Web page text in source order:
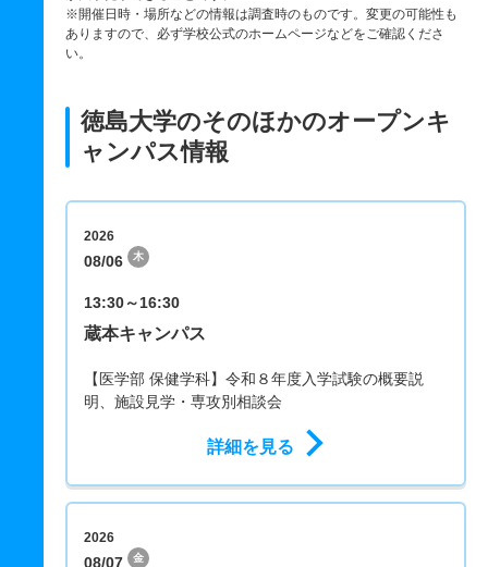
※開催日時・場所などの情報は調査時のものです。変更の可能性も
ありますので、必ず学校公式のホームページなどをご確認くださ
い。
徳島大学のそのほかのオープンキ
ャンパス情報
2026
08/06 木
13:30～16:30
蔵本キャンパス
【医学部 保健学科】令和８年度入学試験の概要説
明、施設見学・専攻別相談会
詳細を見る
2026
08/07 金